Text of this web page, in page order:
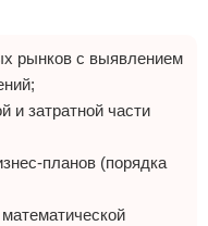
рынков с выявлением
и затратной части
планов (порядка